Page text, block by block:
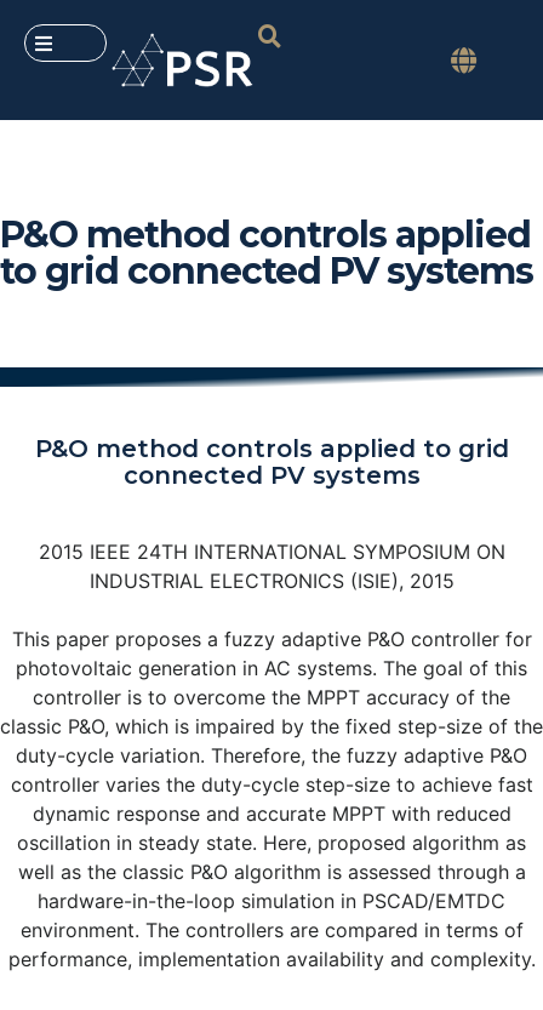
P&O method controls applied
to grid connected PV systems
P&O method controls applied to grid
connected PV systems
2015 IEEE 24TH INTERNATIONAL SYMPOSIUM ON
INDUSTRIAL ELECTRONICS (ISIE), 2015
This paper proposes a fuzzy adaptive P&O controller for
photovoltaic generation in AC systems. The goal of this
controller is to overcome the MPPT accuracy of the
classic P&O, which is impaired by the fixed step-size of the
duty-cycle variation. Therefore, the fuzzy adaptive P&O
controller varies the duty-cycle step-size to achieve fast
dynamic response and accurate MPPT with reduced
oscillation in steady state. Here, proposed algorithm as
well as the classic P&O algorithm is assessed through a
hardware-in-the-loop simulation in PSCAD/EMTDC
environment. The controllers are compared in terms of
performance, implementation availability and complexity.